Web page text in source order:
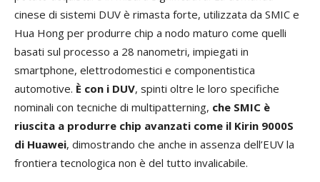
cinese di sistemi DUV è rimasta forte, utilizzata da SMIC e
Hua Hong per produrre chip a nodo maturo come quelli
basati sul processo a 28 nanometri, impiegati in
smartphone, elettrodomestici e componentistica
automotive. È con i DUV, spinti oltre le loro specifiche
nominali con tecniche di multipatterning, che SMIC è
riuscita a produrre chip avanzati come il Kirin 9000S
di Huawei, dimostrando che anche in assenza dell’EUV la
frontiera tecnologica non è del tutto invalicabile.